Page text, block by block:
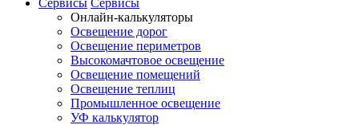
Онлайн-калькуляторы
Освещение дорог
Освещение периметров
Высокомачтовое освещение
Освещение помещений
Освещение теплиц
Промышленное освещение
УФ калькулятор